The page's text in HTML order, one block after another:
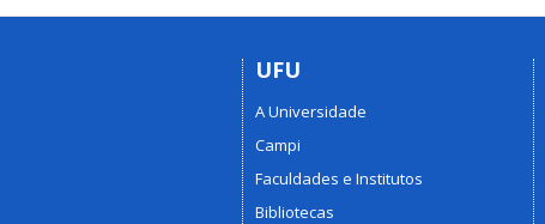
UFU
A Universidade
Campi
Faculdades e Institutos
Bibliotecas